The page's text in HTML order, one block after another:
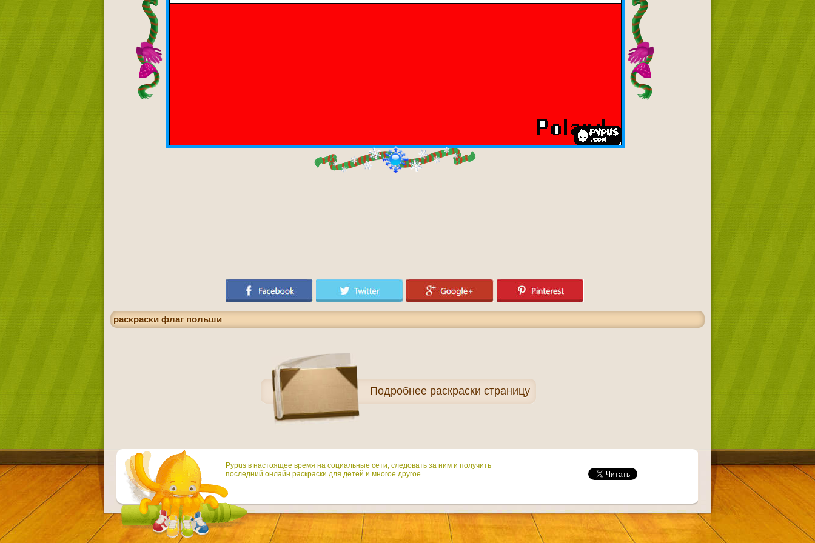
раскраски флаг польши
Подробнее раскраски страницу
Pypus в настоящее время на социальные сети, следовать за ним и получить
последний онлайн раскраски для детей и многое другое